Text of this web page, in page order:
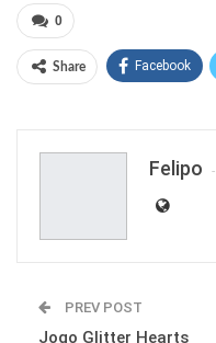
0
Share Facebook
Email
Felipo
PREV POST
Jogo Glitter Hearts